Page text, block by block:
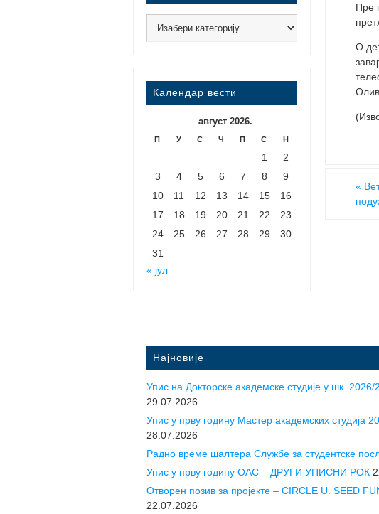
Пре
О
«
Календар вести
август 2026.
П У С Ч П С Н
1
2
3
4 5 6 7 8
9
10
11 12 13 14 15
16
17
18 19 20 21 22
23
24
25 26 27 28 29
30
31
« јул
Најновије
Упис на Докторске академске студије у шк. 2026/
29.07.2026
Упис у прву годину Mастер академских студија
28.07.2026
Радно време шалтера Службе за студентске
Упис у прву годину ОАС – ДРУГИ УПИСНИ РОК
Отворен позив за пројекте – CIRCLE U. SEED
22.07.2026